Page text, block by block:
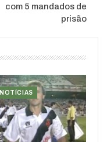
com 5 mandados de
prisão
NOTÍCIAS